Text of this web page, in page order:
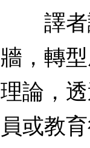
譯
牆，轉
理論，
員或教